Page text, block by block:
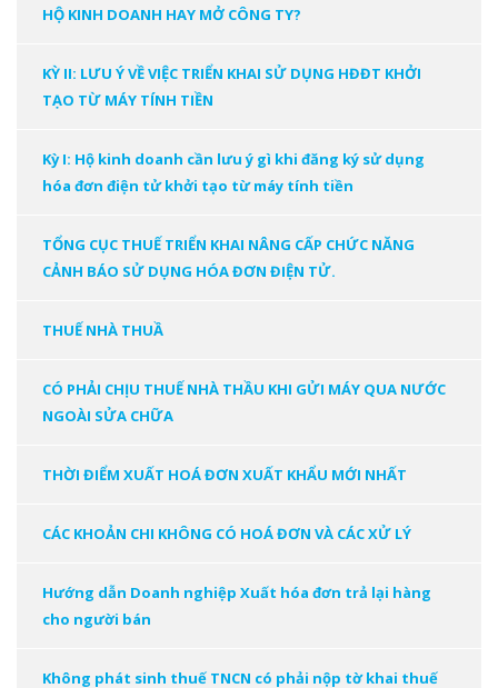
HỘ KINH DOANH HAY MỞ CÔNG TY?
KỲ II: LƯU Ý VỀ VIỆC TRIỂN KHAI SỬ DỤNG HĐĐT KHỞI
TẠO TỪ MÁY TÍNH TIỀN
Kỳ I: Hộ kinh doanh cần lưu ý gì khi đăng ký sử dụng
hóa đơn điện tử khởi tạo từ máy tính tiền
TỔNG CỤC THUẾ TRIỂN KHAI NÂNG CẤP CHỨC NĂNG
CẢNH BÁO SỬ DỤNG HÓA ĐƠN ĐIỆN TỬ.
THUẾ NHÀ THUẦ
CÓ PHẢI CHỊU THUẾ NHÀ THẦU KHI GỬI MÁY QUA NƯỚC
NGOÀI SỬA CHỮA
THỜI ĐIỂM XUẤT HOÁ ĐƠN XUẤT KHẨU MỚI NHẤT
CÁC KHOẢN CHI KHÔNG CÓ HOÁ ĐƠN VÀ CÁC XỬ LÝ
Hướng dẫn Doanh nghiệp Xuất hóa đơn trả lại hàng
cho người bán
Không phát sinh thuế TNCN có phải nộp tờ khai thuế